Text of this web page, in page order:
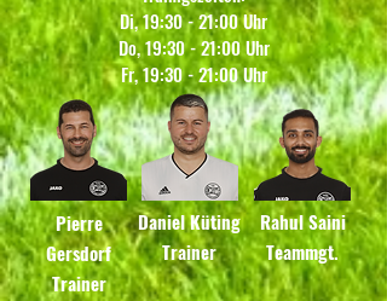
Di, 19:30 - 21:00 Uhr
Do, 19:30 - 21:00 Uhr
Fr, 19:30 - 21:00 Uhr
Pierre
Gersdorf
Trainer
Daniel Küting
Trainer
Rahul Saini
Teammgt.